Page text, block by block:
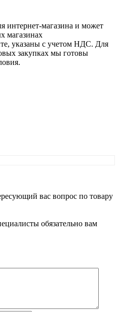
интернет-магазина и может
магазинах
указаны с учетом НДС. Для
закупках мы готовы
вас вопрос по товару
обязательно вам